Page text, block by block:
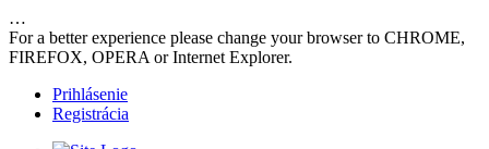
…
For a better experience please change your browser to CHROME,
FIREFOX, OPERA or Internet Explorer.
Prihlásenie
Registrácia